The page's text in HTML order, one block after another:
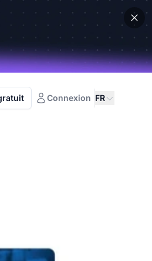
Connexion FR